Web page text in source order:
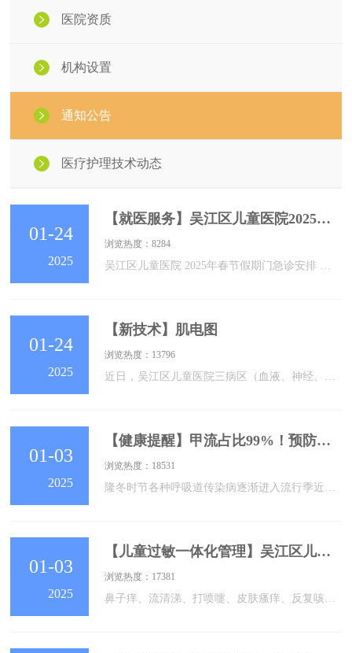
医院资质
机构设置
通知公告
医疗护理技术动态
01-24
2025
浏览热度：8284
【就医服务】吴江区儿童医院2025年春节假期门急诊安排
01-24
2025
浏览热度：13796
【新技术】肌电图
01-03
2025
浏览热度：18531
【健康提醒】甲流占比99%！预防关键是……
01-03
2025
浏览热度：17381
【儿童过敏一体化管理】吴江区儿童医院过敏诊疗中心正式成立